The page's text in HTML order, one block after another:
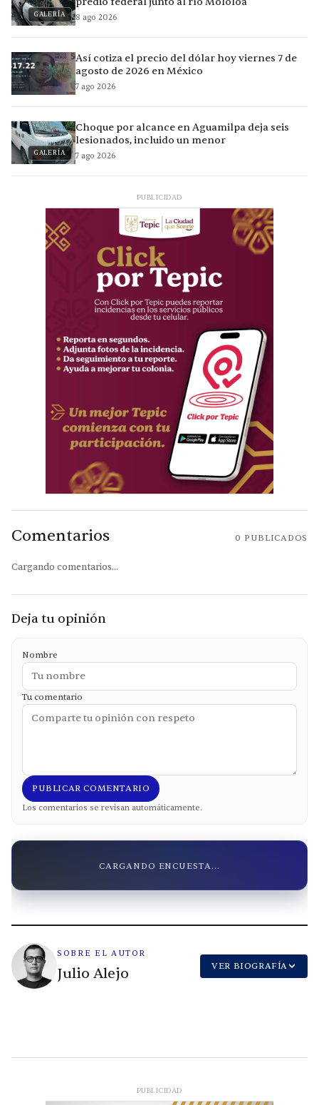
GALERÍA 8 ago 2026
Así cotiza el precio del dólar hoy viernes 7 de
agosto de 2026 en México
7 ago 2026
GALERÍA
Choque por alcance en Aguamilpa deja seis
lesionados, incluido un menor
7 ago 2026
PUBLICIDAD
Comentarios 0 PUBLICADOS
Cargando comentarios...
Deja tu opinión
Nombre
Tu comentario
PUBLICAR COMENTARIO
Los comentarios se revisan automáticamente.
CARGANDO ENCUESTA...
SOBRE EL AUTOR
Julio Alejo VER BIOGRAFÍA
PUBLICIDAD